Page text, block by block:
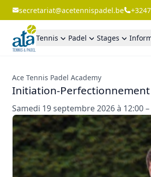
secretariat@acetennispadel.be
Tennis Padel Stages
Ace Tennis Padel Academy
Initiation-Perfectionnement
Samedi 19 septembre 2026 à 12:00